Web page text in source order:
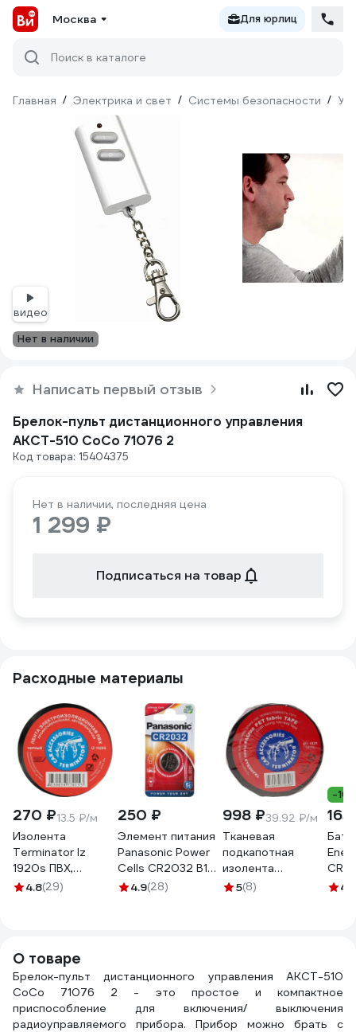
Москва Для юрлиц
Поиск в каталоге
Главная / Электрика и свет / Системы безопасности /
видео
Нет в наличии
Написать первый отзыв
Брелок-пульт дистанционного управления
AKCT-510 CoCo 71076 2
Код товара: 15404375
Нет в наличии, последняя цена
1 299 ₽
Подписаться на товар
Расходные материалы
270 ₽13.5 ₽/м
Изолента
Terminator Iz
1920s ПВХ,
черная,
4.8(29)
250 ₽
Элемент питания
Panasonic Power
Cells CR2032 B1
2765
4.9(28)
998 ₽39.92 ₽/м
Тканевая
подкапотная
изолента
Terminator Izt
5(8)
-
165
4.7
О товаре
Брелок-пульт дистанционного управления AKCT-510
CoCo 71076 2 - это простое и компактное
приспособление для включения/ выключения
радиоуправляемого прибора. Прибор можно брать с